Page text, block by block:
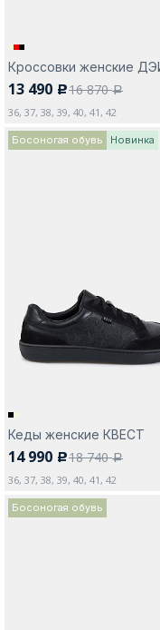
Кроссовки женские
13 490 c16 870a
36, 37, 38, 39, 40, 41, 42
Босоногая обувь Новинка
Кеды женские КВЕСТ
14 990 c18 740a
36, 37, 38, 39, 40, 41, 42
Босоногая обувь